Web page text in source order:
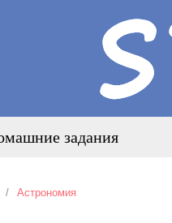
задания
Астрономия